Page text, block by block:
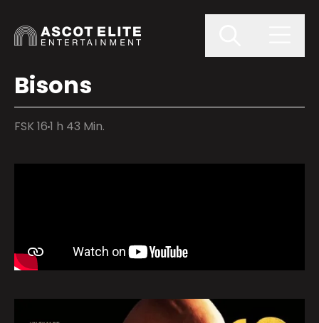
Bisons
FSK 161 h 43 Min.